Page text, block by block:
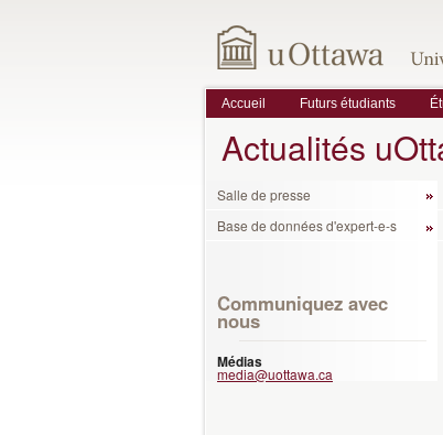
Accueil Futurs étudiants
Actualités
Salle de presse
Base de données d'expert-e-s
Communiquez avec
nous
Médias
media@uottawa.ca